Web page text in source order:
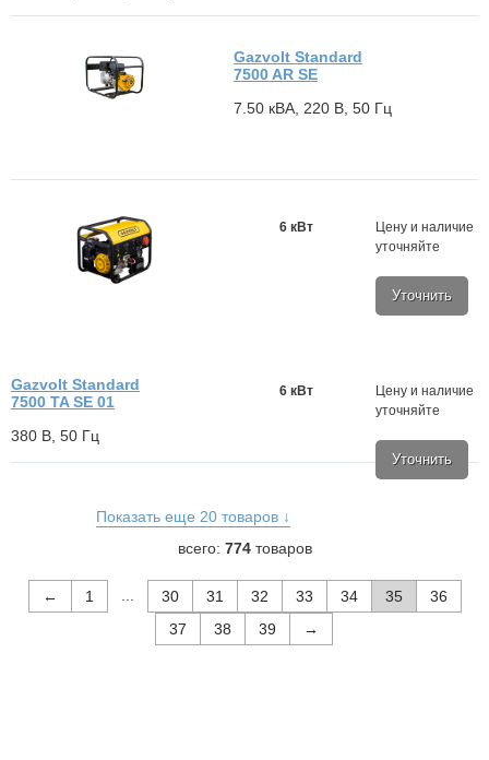
Gazvolt Standard
7500 AR SE
7.50 кВА, 220 В, 50 Гц
Цену и наличие
уточняйте
Уточнить
6 кВт
Gazvolt Standard
7500 TA SE 01
380 В, 50 Гц
Цену и наличие
уточняйте
Уточнить
6 кВт
Показать еще 20 товаров ↓
всего: 774товаров
← 1 30 31 32 33 34 35
36
37
38 39 →